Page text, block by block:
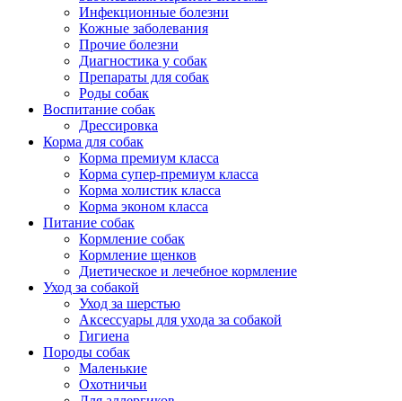
Инфекционные болезни
Кожные заболевания
Прочие болезни
Диагностика у собак
Препараты для собак
Роды собак
Воспитание собак
Дрессировка
Корма для собак
Корма премиум класса
Корма супер-премиум класса
Корма холистик класса
Корма эконом класса
Питание собак
Кормление собак
Кормление щенков
Диетическое и лечебное кормление
Уход за собакой
Уход за шерстью
Аксессуары для ухода за собакой
Гигиена
Породы собак
Маленькие
Охотничьи